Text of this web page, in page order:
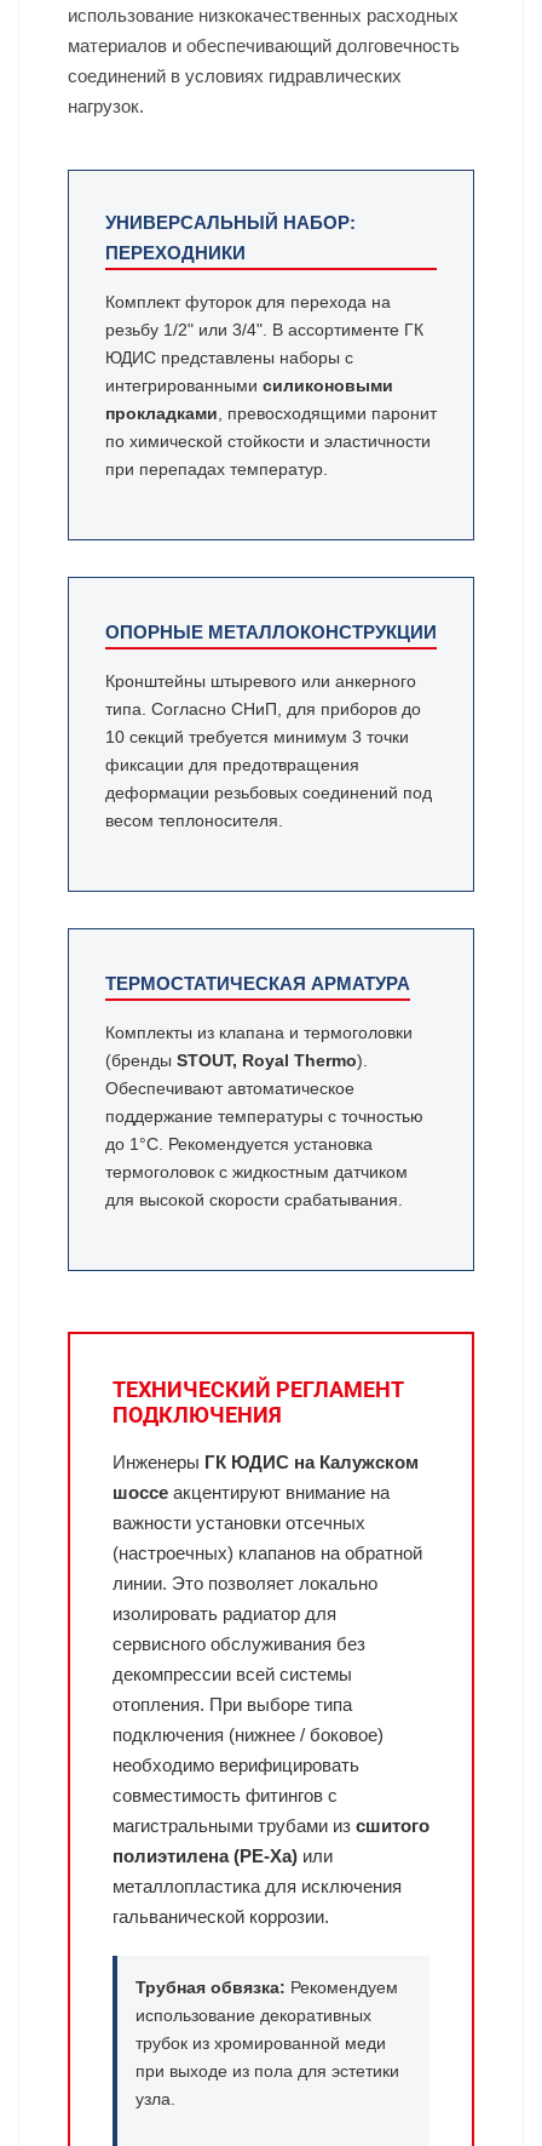
использование низкокачественных расходных
материалов и обеспечивающий долговечность
соединений в условиях гидравлических
нагрузок.
УНИВЕРСАЛЬНЫЙ НАБОР:
ПЕРЕХОДНИКИ
Комплект футорок для перехода на
резьбу 1/2" или 3/4". В ассортименте ГК
ЮДИС представлены наборы с
интегрированными силиконовыми
прокладками , превосходящими паронит
по химической стойкости и эластичности
при перепадах температур.
ОПОРНЫЕ МЕТАЛЛОКОНСТРУКЦИИ
Кронштейны штыревого или анкерного
типа. Согласно СНиП, для приборов до
10 секций требуется минимум 3 точки
фиксации для предотвращения
деформации резьбовых соединений под
весом теплоносителя.
ТЕРМОСТАТИЧЕСКАЯ АРМАТУРА
Комплекты из клапана и термоголовки
(бренды STOUT, Royal Thermo).
Обеспечивают автоматическое
поддержание температуры с точностью
до 1°C. Рекомендуется установка
термоголовок с жидкостным датчиком
для высокой скорости срабатывания.
ТЕХНИЧЕСКИЙ РЕГЛАМЕНТ
ПОДКЛЮЧЕНИЯ
Инженеры ГК ЮДИС на Калужском
шоссе акцентируют внимание на
важности установки отсечных
(настроечных) клапанов на обратной
линии. Это позволяет локально
изолировать радиатор для
сервисного обслуживания без
декомпрессии всей системы
отопления. При выборе типа
подключения (нижнее / боковое)
необходимо верифицировать
совместимость фитингов с
магистральными трубами из сшитого
полиэтилена (PE-Xa) или
металлопластика для исключения
гальванической коррозии.
Трубная обвязка: Рекомендуем
использование декоративных
трубок из хромированной меди
при выходе из пола для эстетики
узла.